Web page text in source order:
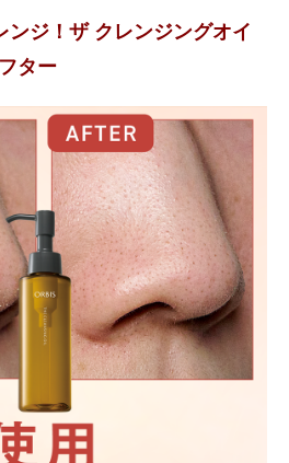
ンジ！ザ クレンジングオイ
ター